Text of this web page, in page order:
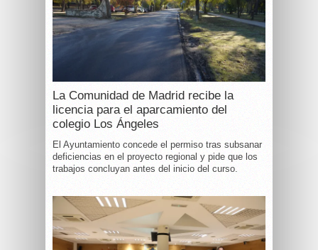
La Comunidad de Madrid recibe la
licencia para el aparcamiento del
colegio Los Ángeles
El Ayuntamiento concede el permiso tras subsanar
deficiencias en el proyecto regional y pide que los
trabajos concluyan antes del inicio del curso.